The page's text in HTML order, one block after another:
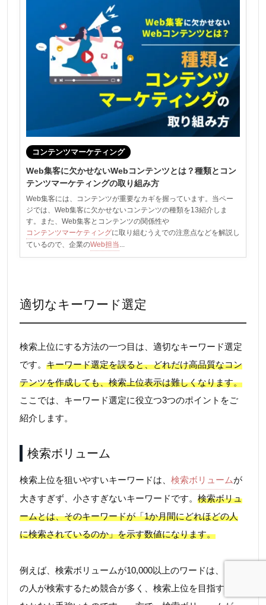
コンテンツマーケティング
Web集客に欠かせないWebコンテンツとは？種類とコン
テンツマーケティングの取り組み方
Web集客には、コンテンツが重要なカギを握っています。当ペー
ジでは、Web集客に欠かせないコンテンツの種類を13紹介しま
す。また、Web集客とコンテンツの関係性や
コンテンツマーケティングに取り組むうえでの注意点などを解説し
ているので、企業のWeb担当
適切なキーワード選定
検索上位にする方法の一つ目は、適切なキーワード選定
です。 キーワード選定を誤ると、どれだけ高品質なコン
テンツを作成しても、検索上位表示は難しくなります。
ここでは、キーワード選定に役立つ3つのポイントをご
紹介します。
検索ボリューム
検索上位を狙いやすいキーワードは、 検索ボリュームが
大きすぎず、小さすぎないキーワードです。 検索ボリュ
ームとは、そのキーワードが「1か月間にどれほどの人
に検索されているのか」を示す数値になります。
例えば、検索ボリュームが10,000以上のワードは、多く
の人が検索するため競合が多く、検索上位を目指すのは